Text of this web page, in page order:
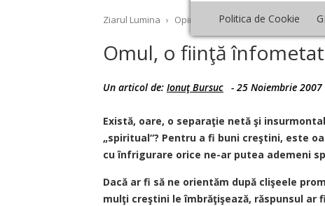
Politica de Cookie
Ziarul Lumina › Opinii Repere și idei › Omul, o
Omul, o fiinţă
Un articol de: Ionuţ Bursuc - 25 Noiembrie 2007
Există, oare, o separaţie netă şi
„spiritual“? Pentru a fi buni creştini, este
cu înfrigurare orice ne-ar putea ademeni
Dacă ar fi să ne orientăm după clişeele
mulţi creştini le îmbrăţişează, răspunsul ar
Octombrie Noiembrie Decembrie Ianuarie